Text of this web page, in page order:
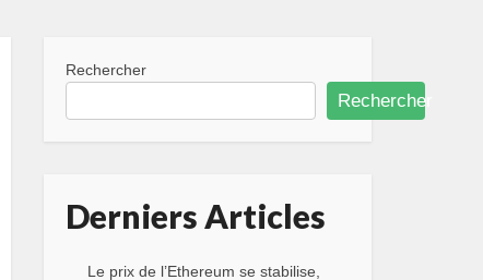
Rechercher
Rechercher
Derniers Articles
Le prix de l’Ethereum se stabilise,